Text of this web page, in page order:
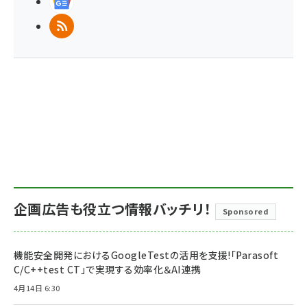
RSS
企画広告も役立つ情報バッチリ！ Sponsored
機能安全開発におけるGoogleTestの活用を支援!「Parasoft
C/C++test CT」で実現する効率化＆AI連携
4月14日 6:30